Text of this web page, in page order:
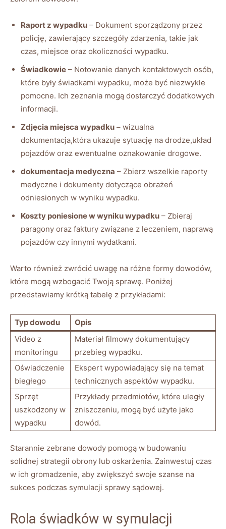
Raport z wypadku – Dokument sporządzony przez
policję, zawierający szczegóły zdarzenia, takie jak
czas, miejsce oraz okoliczności wypadku.
Świadkowie – Notowanie danych kontaktowych osób,
które były świadkami wypadku, może być niezwykle
pomocne. Ich zeznania mogą dostarczyć dodatkowych
informacji.
Zdjęcia miejsca wypadku – wizualna
dokumentacja,która ukazuje sytuację na drodze,układ
pojazdów oraz ewentualne oznakowanie drogowe.
dokumentacja medyczna – Zbierz wszelkie raporty
medyczne i dokumenty dotyczące obrażeń
odniesionych w wyniku wypadku.
Koszty poniesione w wyniku wypadku – Zbieraj
paragony oraz faktury związane z leczeniem, naprawą
pojazdów czy innymi wydatkami.
Warto również zwrócić uwagę na różne formy dowodów,
które mogą wzbogacić Twoją sprawę. Poniżej
przedstawiamy krótką tabelę z przykładami:
Typ dowodu
Opis
Video z
monitoringu
Materiał filmowy dokumentujący
przebieg wypadku.
Oświadczenie
biegłego
Ekspert wypowiadający się na temat
technicznych aspektów wypadku.
Sprzęt
uszkodzony w
wypadku
Przykłady przedmiotów, które uległy
zniszczeniu, mogą być użyte jako
dowód.
Starannie zebrane dowody pomogą w budowaniu
solidnej strategii obrony lub oskarżenia. Zainwestuj czas
w ich gromadzenie, aby zwiększyć swoje szanse na
sukces podczas symulacji sprawy sądowej.
Rola świadków w symulacji